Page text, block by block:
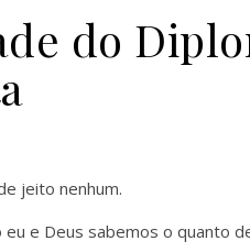
do
jeito nenhum.
e Deus sabemos o quanto